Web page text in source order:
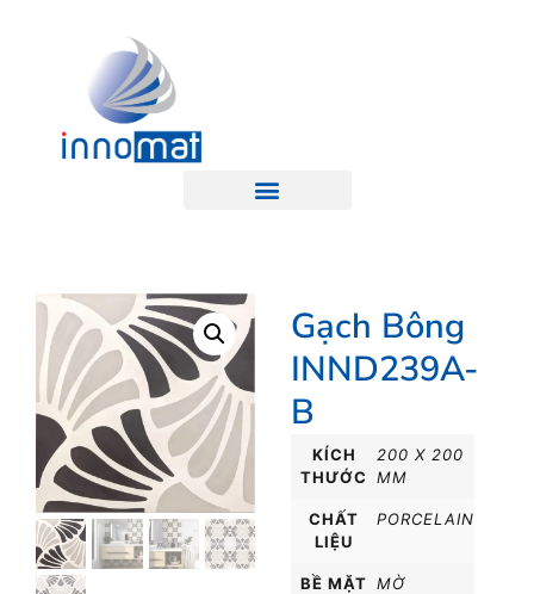
Gạch Bông
INND239A-
B
KÍCH
THƯỚC
200 X 200
MM
CHẤT
LIỆU
PORCELAIN
BỀ MẶT MỜ